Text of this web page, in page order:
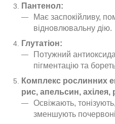
Пантенол:
Має заспокійливу,
відновлювальну дію.
Глутатіон:
Потужний
пігментацію та
Комплекс рослинних
рис, апельсин,
Освіжають,
зменшують